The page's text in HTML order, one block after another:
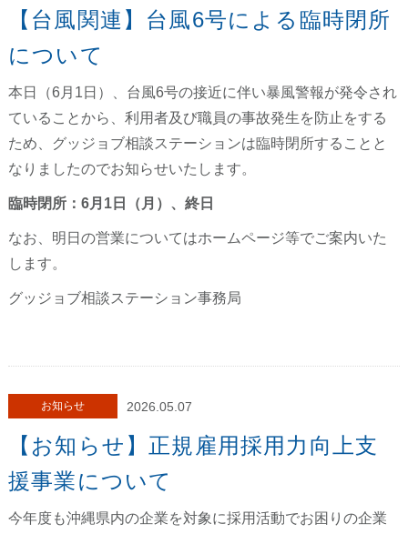
【台風関連】台風6号による臨時閉所
について
本日（6月1日）、台風6号の接近に伴い暴風警報が発令され
ていることから、利用者及び職員の事故発生を防止をする
ため、グッジョブ相談ステーションは臨時閉所することと
なりましたのでお知らせいたします。
臨時閉所：6月1日（月）、終日
なお、明日の営業についてはホームページ等でご案内いた
します。
グッジョブ相談ステーション事務局
お知らせ 2026.05.07
【お知らせ】正規雇用採用力向上支
援事業について
今年度も沖縄県内の企業を対象に採用活動でお困りの企業